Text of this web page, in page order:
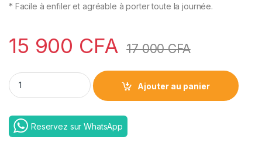
* Facile à enfiler et agréable à porter toute la journée.
15 900 CFA 17 000CFA
Sandale Zafiro quantity
Ajouter au panier
Reservez sur WhatsApp